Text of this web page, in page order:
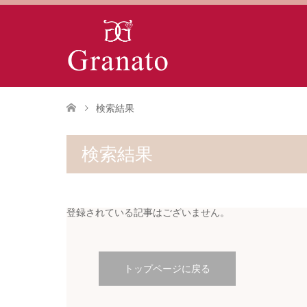
検索結果
検索結果
登録されている記事はございません。
トップページに戻る